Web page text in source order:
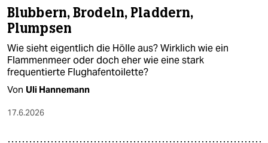
Blubbern, Brodeln, Pladdern,
Plumpsen
Wie sieht eigentlich die Hölle aus? Wirklich wie ein
Flammenmeer oder doch eher wie eine stark
frequentierte Flughafentoilette?
Von Uli Hannemann
17.6.2026